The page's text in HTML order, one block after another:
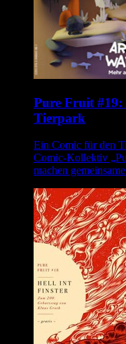
Pure Fruit #19:
Tierpark
Ein Comic für den
Comic-Kollektiv
machen